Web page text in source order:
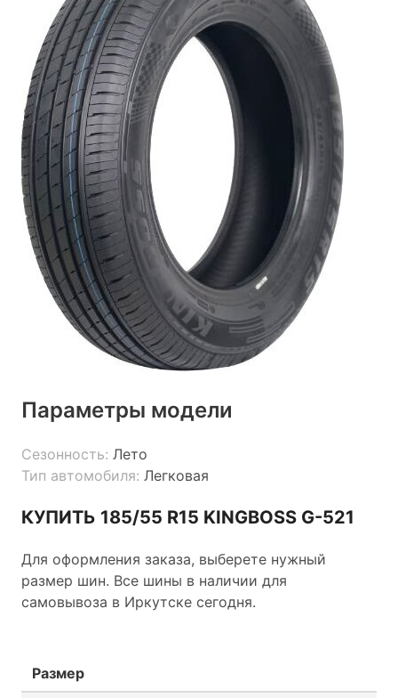
Параметры модели
Сезонность: Лето
Тип автомобиля: Легковая
КУПИТЬ 185/55 R15 KINGBOSS G-521
Для оформления заказа, выберете нужный
размер шин. Все шины в наличии для
самовывоза в Иркутске сегодня.
Размер